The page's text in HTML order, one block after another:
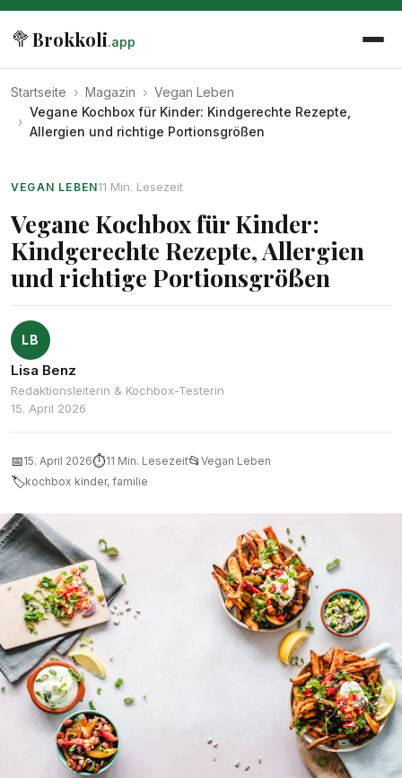
🥦Brokkoli.app
Startseite › Magazin › Vegan Leben
›
Vegane Kochbox für Kinder: Kindgerechte Rezepte,
Allergien und richtige Portionsgrößen
VEGAN LEBEN11 Min. Lesezeit
Vegane Kochbox für Kinder:
Kindgerechte Rezepte, Allergien
und richtige Portionsgrößen
LB
Lisa Benz
Redaktionsleiterin & Kochbox-Testerin
15. April 2026
📅15. April 2026⏱11 Min. Lesezeit📂 Vegan Leben
🏷kochbox kinder, familie